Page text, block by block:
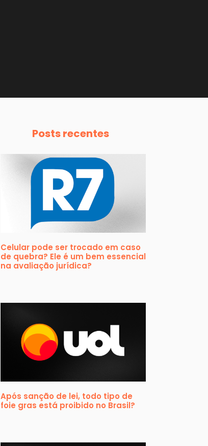
Posts recentes
Celular pode ser trocado em caso
de quebra? Ele é um bem essencial
na avaliação jurídica?
Após sanção de lei, todo tipo de
foie gras está proibido no Brasil?